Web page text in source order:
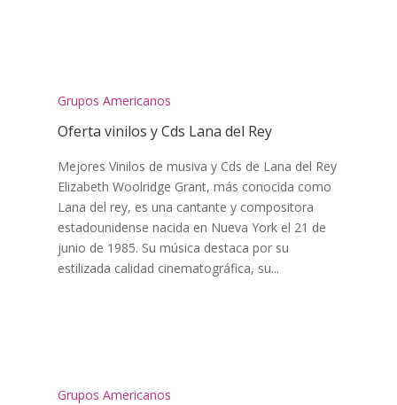
Grupos Americanos
Oferta vinilos y Cds Lana del Rey
Mejores Vinilos de musiva y Cds de Lana del Rey
Elizabeth Woolridge Grant, más conocida como
Lana del rey, es una cantante y compositora
estadounidense nacida en Nueva York el 21 de
junio de 1985. Su música destaca por su
estilizada calidad cinematográfica, su...
Grupos Americanos